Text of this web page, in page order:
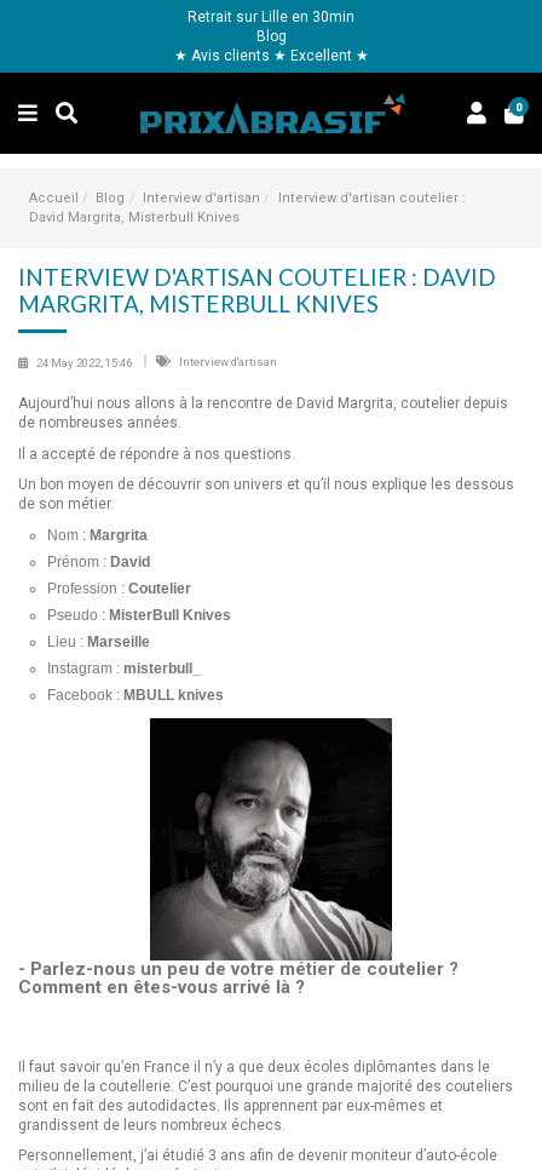
Retrait sur Lille en 30min
Blog
★ Avis clients ★ Excellent ★
0
Accueil Blog Interview d'artisan
Interview d'artisan coutelier :
David Margrita, Misterbull Knives
INTERVIEW D'ARTISAN COUTELIER : DAVID
MARGRITA, MISTERBULL KNIVES
24 May 2022, 15:46 Interview d'artisan
Aujourd’hui nous allons à la rencontre de David Margrita, coutelier depuis
de nombreuses années.
Il a accepté de répondre à nos questions.
Un bon moyen de découvrir son univers et qu’il nous explique les dessous
de son métier.
Nom : Margrita
Prénom : David
Profession : Coutelier
Pseudo : MisterBull Knives
Lieu : Marseille
Instagram : misterbull_
Facebook : MBULL knives
- Parlez-nous un peu de votre métier de coutelier ?
Comment en êtes-vous arrivé là ?
Il faut savoir qu’en France il n’y a que deux écoles diplômantes dans le
milieu de la coutellerie. C’est pourquoi une grande majorité des couteliers
sont en fait des autodidactes. Ils apprennent par eux-mêmes et
grandissent de leurs nombreux échecs.
Personnellement, j’ai étudié 3 ans afin de devenir moniteur d’auto-école